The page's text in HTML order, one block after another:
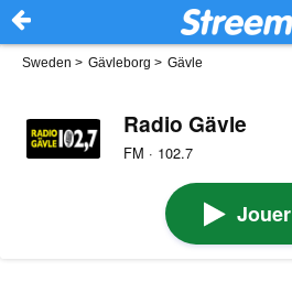
Sweden > Gävleborg > Gävle
Radio Gävle
FM · 102.7
Jouer